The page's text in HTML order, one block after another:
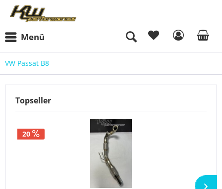
Menü
VW Passat B8
Topseller
20